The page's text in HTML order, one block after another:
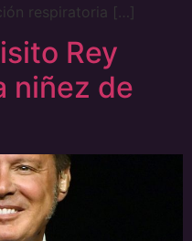
respiratoria […]
Rey
niñez de